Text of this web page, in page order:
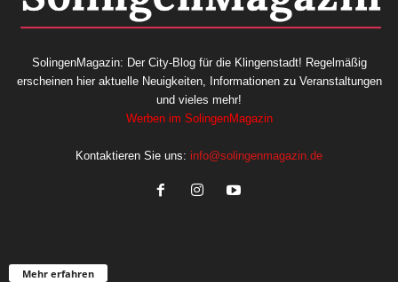
SolingenMagazin: Der City-Blog für die Klingenstadt! Regelmäßig
erscheinen hier aktuelle Neuigkeiten, Informationen zu Veranstaltungen
und vieles mehr!
Werben im SolingenMagazin
Kontaktieren Sie uns: info@solingenmagazin.de
Mehr erfahren